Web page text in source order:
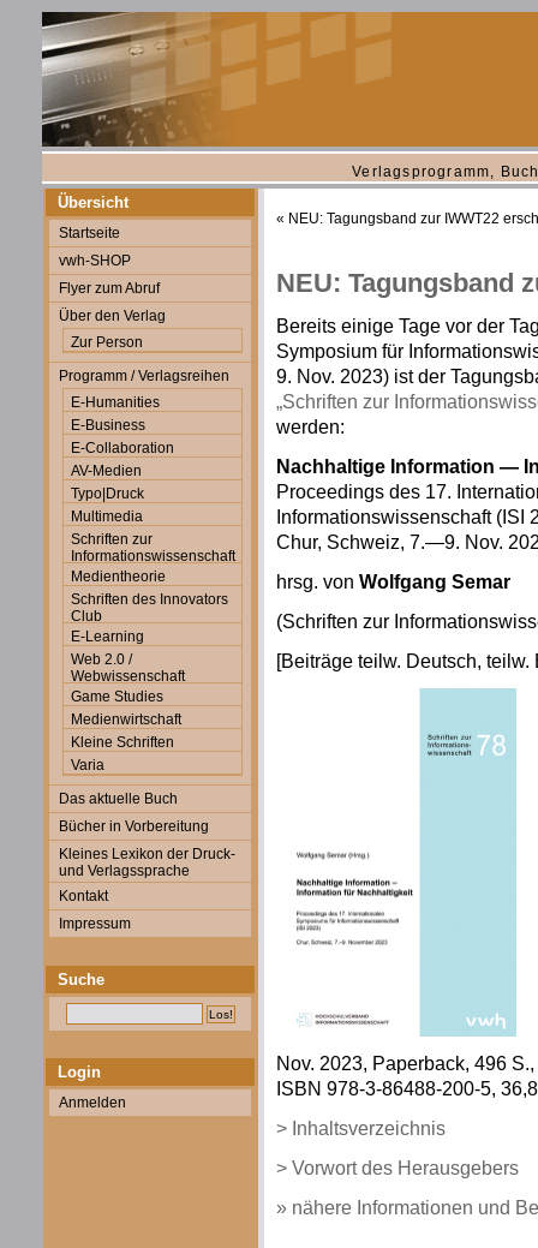
Verlagsprogramm,
Übersicht
Startseite
vwh-SHOP
Flyer zum Abruf
Über den Verlag
Zur Person
Programm / Verlagsreihen
E-Humanities
E-Business
E-Collaboration
AV-Medien
Typo|Druck
Multimedia
Schriften zur
Informationswissenschaft
Medientheorie
Schriften des Innovators
Club
E-Learning
Web 2.0 /
Webwissenschaft
Game Studies
Medienwirtschaft
Kleine Schriften
Varia
Das aktuelle Buch
Bücher in Vorbereitung
Kleines Lexikon der Druck-
und Verlagssprache
Kontakt
Impressum
Suche
Login
Anmelden
« NEU: Tagungsband zur IWWT22
NEU: Tagungsband
Bereits einige Tage vor der
Symposium für
9. Nov. 2023) ist der
„Schriften zur
werden:
Nachhaltige Information —
Proceedings des 17.
Informationswissenschaft (ISI
Chur, Schweiz, 7.—9. Nov.
hrsg. von Wolfgang Semar
(Schriften zur
[Beiträge teilw. Deutsch, teilw.
Nov. 2023, Paperback, 496
ISBN 978-3-86488-200-5,
> Inhaltsverzeichnis
> Vorwort des Herausgebers
» nähere Informationen und